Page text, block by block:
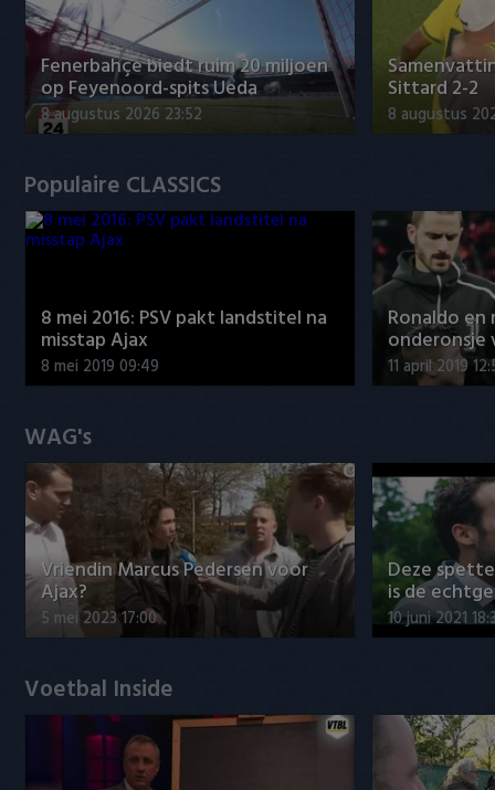
Fenerbahçe biedt ruim 20 miljoen
op Feyenoord-spits Ueda
8 augustus 2026 23:52
Sittard 2-2
8 augustus
Populaire CLASSICS
8 mei 2016: PSV pakt landstitel na
misstap Ajax
8 mei 2019 09:49
Ronaldo
onderonsje
11 april 2019
WAG's
Vriendin Marcus Pedersen voor
Ajax?
5 mei 2023 17:00
Deze
is de
10 juni 2021
Voetbal Inside